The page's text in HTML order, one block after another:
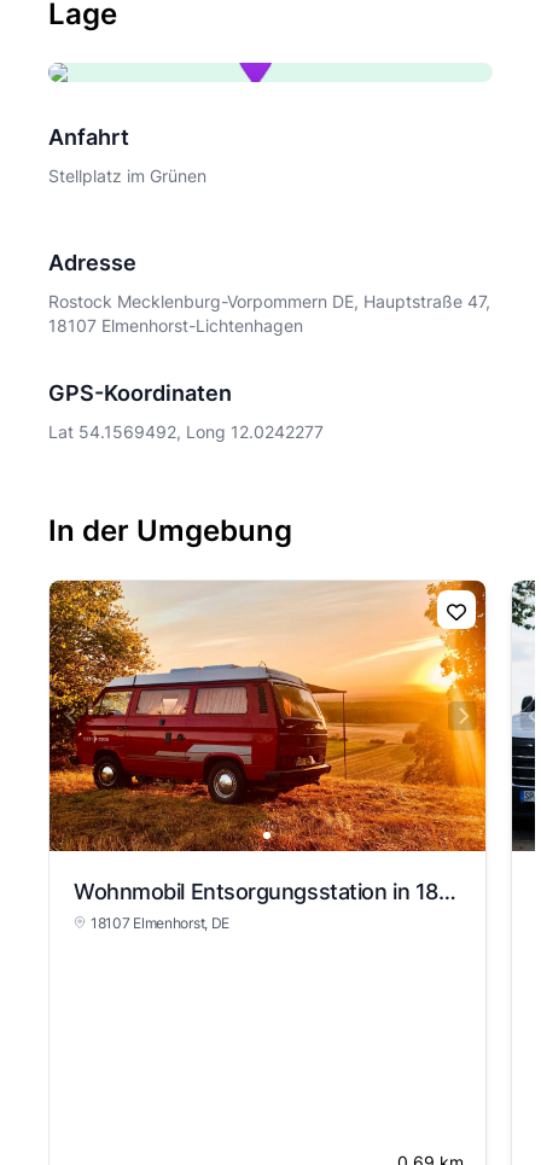
Lage
Anfahrt
Stellplatz im Grünen
Adresse
Rostock Mecklenburg-Vorpommern DE, Hauptstraße 47,
18107 Elmenhorst-Lichtenhagen
GPS-Koordinaten
Lat 54.1569492, Long 12.0242277
In der Umgebung
Wohnmobil Entsorgungsstation in 18107 Elmenhorst
18107 Elmenhorst, DE